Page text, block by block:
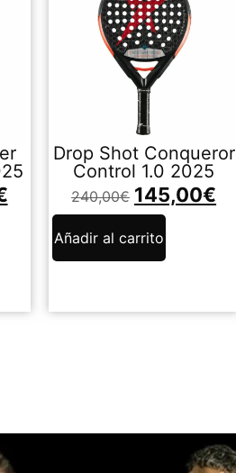
Drop Shot Conqueror
Control 1.0 2025
240,00€ 145,00€
Añadir al carrito